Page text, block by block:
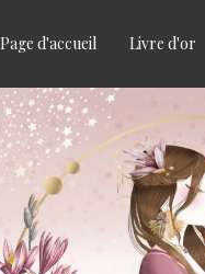
Page d'accueil Livre d'or